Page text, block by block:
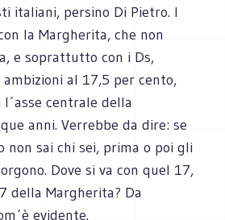
italiani, persino Di Pietro. I
la Margherita, che non
e soprattutto con i Ds,
al 17,5 per cento,
centrale della
anni. Verrebbe da dire: se
non sai chi sei, prima o poi gli
Dove si va con quel 17,
della Margherita? Da
evidente.